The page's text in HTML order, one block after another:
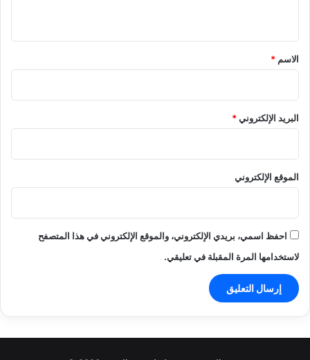
*
الاسم *
البريد الإلكتروني*
الموقع الإلكتروني
احفظ اسمي، بريدي الإلكتروني، والموقع الإلكتروني في هذا المتصفح
لاستخدامها المرة المقبلة في تعليقي.